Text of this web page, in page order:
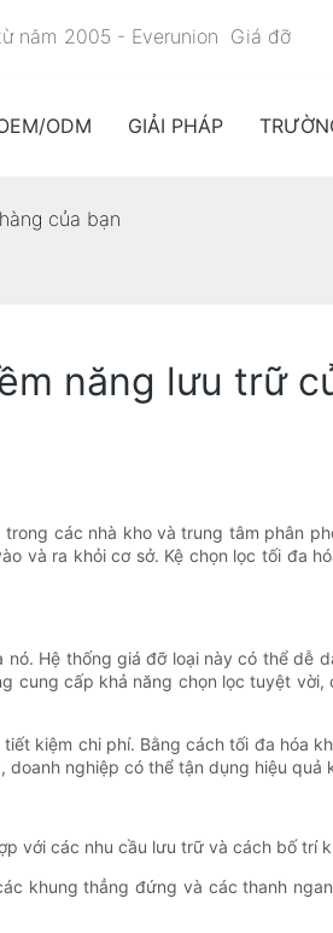
năm 2005 - Everunion Giá đỡ
ODM GIẢI PHÁP
của bạn
năng lưu trữ
các nhà kho và trung tâm phân
và ra khỏi cơ sở. Kệ chọn lọc tối đa
Hệ thống giá đỡ loại này có thể dễ
cung cấp khả năng chọn lọc tuyệt
kiệm chi phí. Bằng cách tối đa hóa
nghiệp có thể tận dụng hiệu
với các nhu cầu lưu trữ và cách bố trí
khung thẳng đứng và các thanh